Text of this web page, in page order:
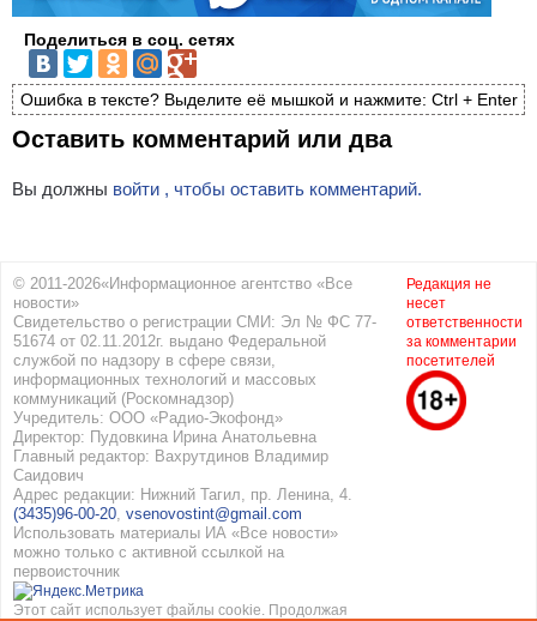
Поделиться в соц. сетях
Ошибка в тексте? Выделите её мышкой и нажмите: Ctrl + Enter
Оставить комментарий или два
Вы должны войти , чтобы оставить комментарий.
© 2011-2026«Информационное агентство «Все
новости»
Свидетельство о регистрации СМИ: Эл № ФС 77-
51674 от 02.11.2012г. выдано Федеральной
службой по надзору в сфере связи,
информационных технологий и массовых
коммуникаций (Роскомнадзор)
Учредитель: ООО «Радио-Экофонд»
Директор: Пудовкина Ирина Анатольевна
Главный редактор: Вахрутдинов Владимир
Саидович
Адрес редакции: Нижний Тагил, пр. Ленина, 4.
(3435)96-00-20, vsenovostint@gmail.com
Использовать материалы ИА «Все новости»
можно только с активной ссылкой на
первоисточник
Этот сайт использует файлы cookie. Продолжая
Редакция не
несет
ответственности
за комментарии
посетителей